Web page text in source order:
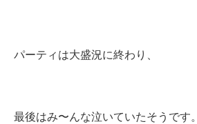
パーティは大盛況に終わり、
最後はみ〜んな泣いていたそうです。